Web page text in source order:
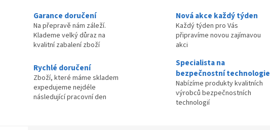
Garance doručení
Na přepravě nám záleží.
Klademe velký důraz na
kvalitní zabalení zboží
Nová akce každý týden
Každý týden pro Vás
připravíme novou zajímavou
akci
Rychlé doručení
Zboží, které máme skladem
expedujeme nejdéle
následující pracovní den
Specialista na
bezpečnostní technologie
Nabízíme produkty kvalitních
výrobců bezpečnostních
technologií